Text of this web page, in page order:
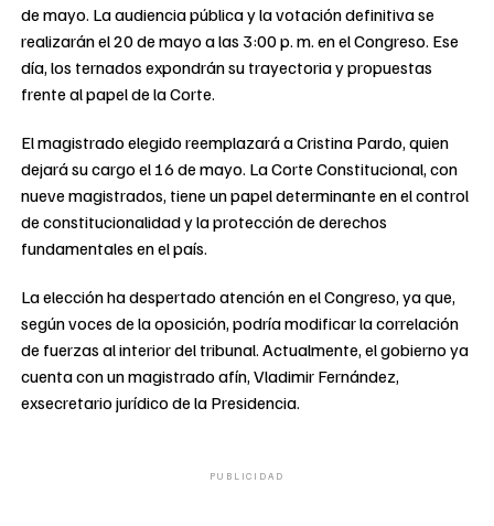
de mayo. La audiencia pública y la votación definitiva se
realizarán el 20 de mayo a las 3:00 p. m. en el Congreso. Ese
día, los ternados expondrán su trayectoria y propuestas
frente al papel de la Corte.
El magistrado elegido reemplazará a Cristina Pardo, quien
dejará su cargo el 16 de mayo. La Corte Constitucional, con
nueve magistrados, tiene un papel determinante en el control
de constitucionalidad y la protección de derechos
fundamentales en el país.
La elección ha despertado atención en el Congreso, ya que,
según voces de la oposición, podría modificar la correlación
de fuerzas al interior del tribunal. Actualmente, el gobierno ya
cuenta con un magistrado afín, Vladimir Fernández,
exsecretario jurídico de la Presidencia.
PUBLICIDAD